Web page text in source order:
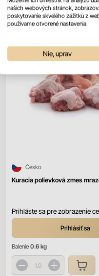
Kuracia polievková zmes
Česko
Prihláste sa pre zobrazenie
Prihlásiť sa
Balenie 0.6 kg
našich webových stránok,
poskytovanie skvelého zážitku z
používame otvorené nastavenia.
Nie, uprav